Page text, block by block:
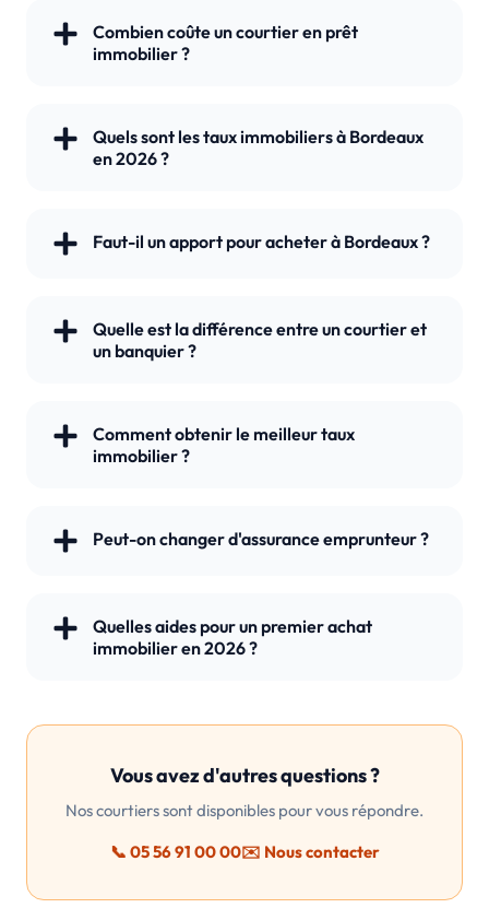
Combien coûte un courtier en prêt
immobilier ?
Quels sont les taux immobiliers à Bordeaux
en 2026 ?
Faut-il un apport pour acheter à Bordeaux ?
Quelle est la différence entre un courtier et
un banquier ?
Comment obtenir le meilleur taux
immobilier ?
Peut-on changer d'assurance emprunteur ?
Quelles aides pour un premier achat
immobilier en 2026 ?
Vous avez d'autres questions ?
Nos courtiers sont disponibles pour vous répondre.
📞 05 56 91 00 00✉️ Nous contacter